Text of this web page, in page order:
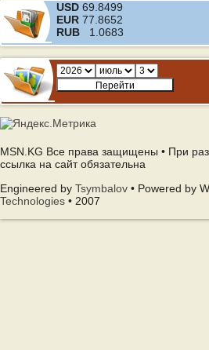
USD 69.8499
EUR 77.8652
RUB 1.0683
MSN.KG Все права защищены • При
ссылка на сайт обязательна
Engineered by Tsymbalov • Powered by
Technologies • 2007